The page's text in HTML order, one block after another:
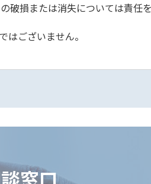
損または消失については責任
ございません。